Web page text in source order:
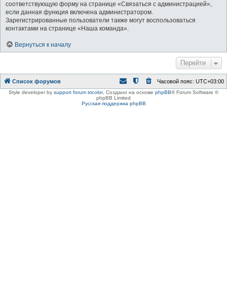
соответствующую форму на странице «Связаться с администрацией»,
если данная функция включена администратором.
Зарегистрированные пользователи также могут воспользоваться
контактами на странице «Наша команда».
Вернуться к началу
Перейти
Список форумов Часовой пояс: UTC+03:00
Style developer by support forum tricolor, Создано на основе phpBB® Forum Software ©
phpBB Limited
Русская поддержка phpBB